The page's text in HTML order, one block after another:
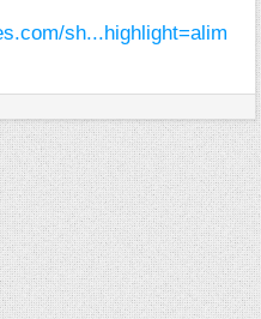
sh...highlight=alim